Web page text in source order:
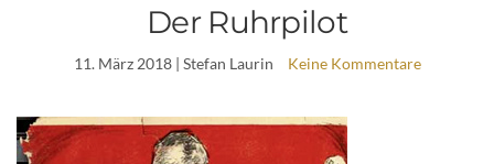
Der Ruhrpilot
11. März 2018| Stefan Laurin Keine Kommentare